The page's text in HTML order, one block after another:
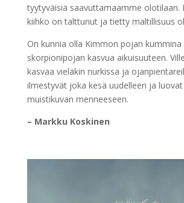
tyytyväisiä saavuttamaamme olotilaan.
kiihko on talttunut ja tietty maltillisuus
On kunnia olla Kimmon pojan
skorpionipojan kasvua aikuisuuteen.
kasvaa vieläkin nurkissa ja
ilmestyvät joka kesä uudelleen ja luovat
muistikuvan menneeseen.
– Markku Koskinen